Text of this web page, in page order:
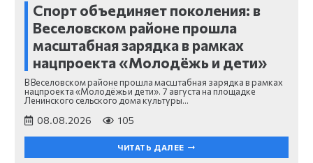
Спорт объединяет поколения: в
Веселовском районе прошла
масштабная зарядка в рамках
нацпроекта «Молодёжь и дети»
В Веселовском районе прошла масштабная зарядка в рамках
нацпроекта «Молодёжь и дети». 7 августа на площадке
Ленинского сельского дома культуры…
08.08.2026 105
ЧИТАТЬ ДАЛЕЕ